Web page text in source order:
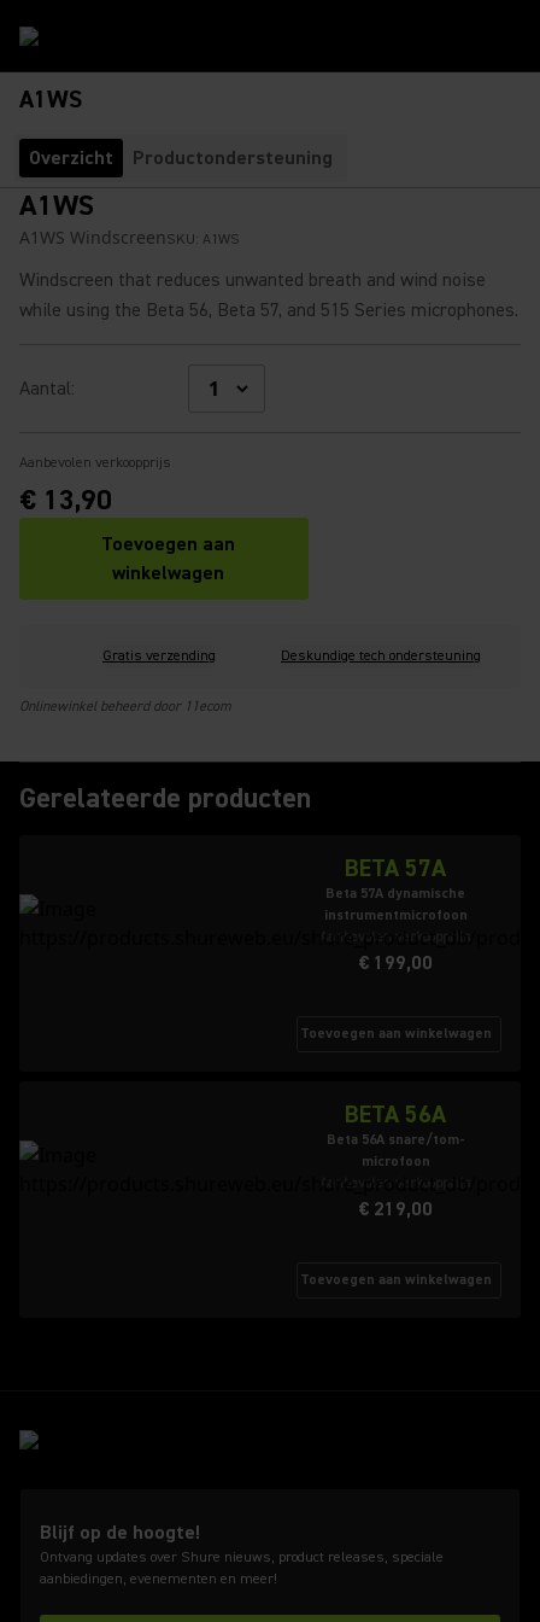
A1WS
Overzicht Productondersteuning
A1WS
A1WS Windscreen SKU: A1WS
Windscreen that reduces unwanted breath and wind noise
while using the Beta 56, Beta 57, and 515 Series microphones.
Aantal:
Aanbevolen verkoopprijs
€ 13,90
Toevoegen aan
winkelwagen
Gratis verzending Deskundige tech ondersteuning
Onlinewinkel beheerd door 11ecom
Gerelateerde producten
BETA 57A
Beta 57A dynamische
instrumentmicrofoon
Aanbevolen verkoopprijs
€ 199,00
Toevoegen aan winkelwagen
BETA 56A
Beta 56A snare/tom-
microfoon
Aanbevolen verkoopprijs
€ 219,00
Toevoegen aan winkelwagen
Blijf op de hoogte!
Ontvang updates over Shure nieuws, product releases, speciale
aanbiedingen, evenementen en meer!